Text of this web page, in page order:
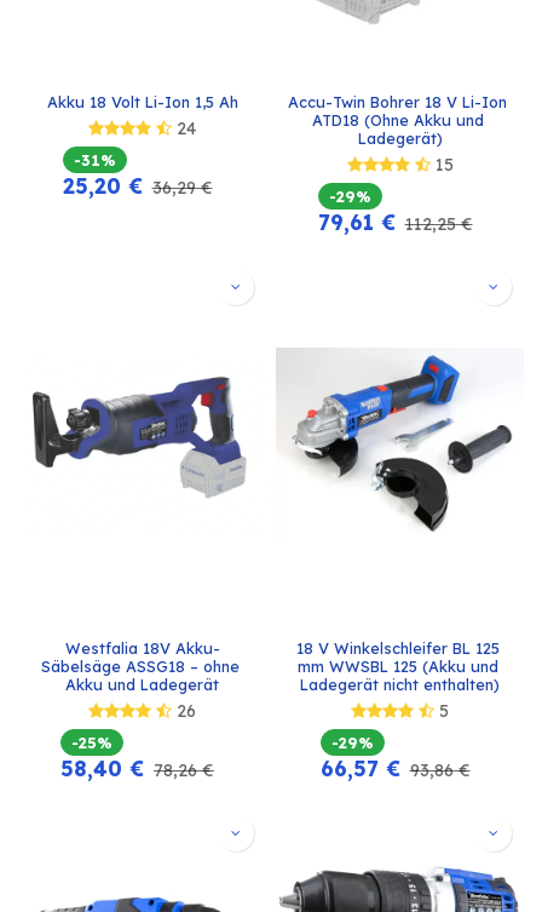
Akku 18 Volt Li-Ion 1,5 Ah
24
-31%
25,20 € 36,29€
Accu-Twin Bohrer 18 V Li-Ion
ATD18 (Ohne Akku und
Ladegerät)
15
-29%
79,61 € 112,25€
Westfalia 18V Akku-
Säbelsäge ASSG18 – ohne
Akku und Ladegerät
26
-25%
58,40 € 78,26€
18 V Winkelschleifer BL 125
mm WWSBL 125 (Akku und
Ladegerät nicht enthalten)
5
-29%
66,57€ 93,86€